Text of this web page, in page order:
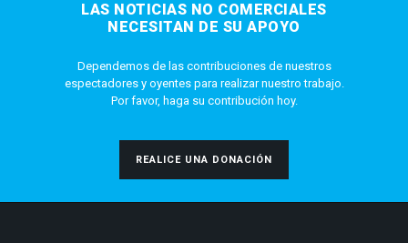
LAS NOTICIAS NO COMERCIALES
NECESITAN DE SU APOYO
Dependemos de las contribuciones de nuestros
espectadores y oyentes para realizar nuestro trabajo.
Por favor, haga su contribución hoy.
REALICE UNA DONACIÓN